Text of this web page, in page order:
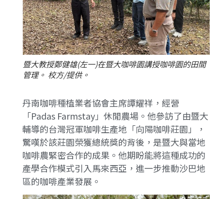
暨大教授鄭健雄(左一)在暨大咖啡園講授咖啡園的田間
管理。 校方/提供。
丹南咖啡種植業者協會主席譚耀祥，經營
「Padas Farmstay」休閒農場。他參訪了由暨大
輔導的台灣冠軍咖啡生產地「向陽咖啡莊園」，
驚嘆於該莊園榮獲總統獎的背後，是暨大與當地
咖啡農緊密合作的成果。他期盼能將這種成功的
產學合作模式引入馬來西亞，進一步推動沙巴地
區的咖啡產業發展。